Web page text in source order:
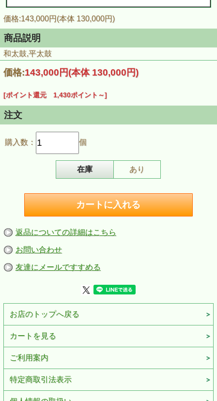
価格:143,000円(本体 130,000円)
商品説明
和太鼓,平太鼓
価格:143,000円(本体 130,000円)
[ポイント還元 1,430ポイント～]
注文
購入数： 個
在庫 あり
返品についての詳細はこちら
お問い合わせ
友達にメールですすめる
お店のトップへ戻る
カートを見る
ご利用案内
特定商取引法表示